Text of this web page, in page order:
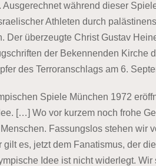
während dieser
Athleten durch
Der überzeugte Christ Gustav
der Bekennenden Kirche
des Terroranschlags am 6.
Spiele München 1972
[…] Wo vor kurzem noch frohe
Fassungslos stehen wir
es, jetzt dem Fanatismus, der
Idee ist nicht widerlegt.